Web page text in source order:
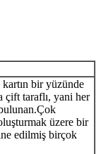
kartın bir yüzünde
çift taraflı, yani her
Çok
üzere bir
edilmiş birçok